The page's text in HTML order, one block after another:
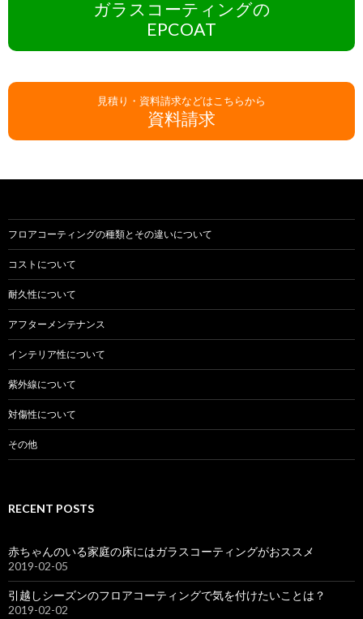
ガラスコーティングの
EPCOAT
見積り・資料請求などはこちらから
資料請求
フロアコーティングの種類とその違いについて
コストについて
耐久性について
アフターメンテナンス
インテリア性について
紫外線について
対傷性について
その他
RECENT POSTS
赤ちゃんのいる家庭の床にはガラスコーティングがおススメ
2019-02-05
引越しシーズンのフロアコーティングで気を付けたいことは？
2019-02-02